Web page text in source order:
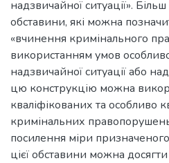
надзвичайної ситуації».
обставини, які можна
«вчинення кримінального
використанням умов
надзвичайної ситуації або
цю конструкцію можна
кваліфікованих та особливо
кримінальних
посилення міри
цієї обставини можна